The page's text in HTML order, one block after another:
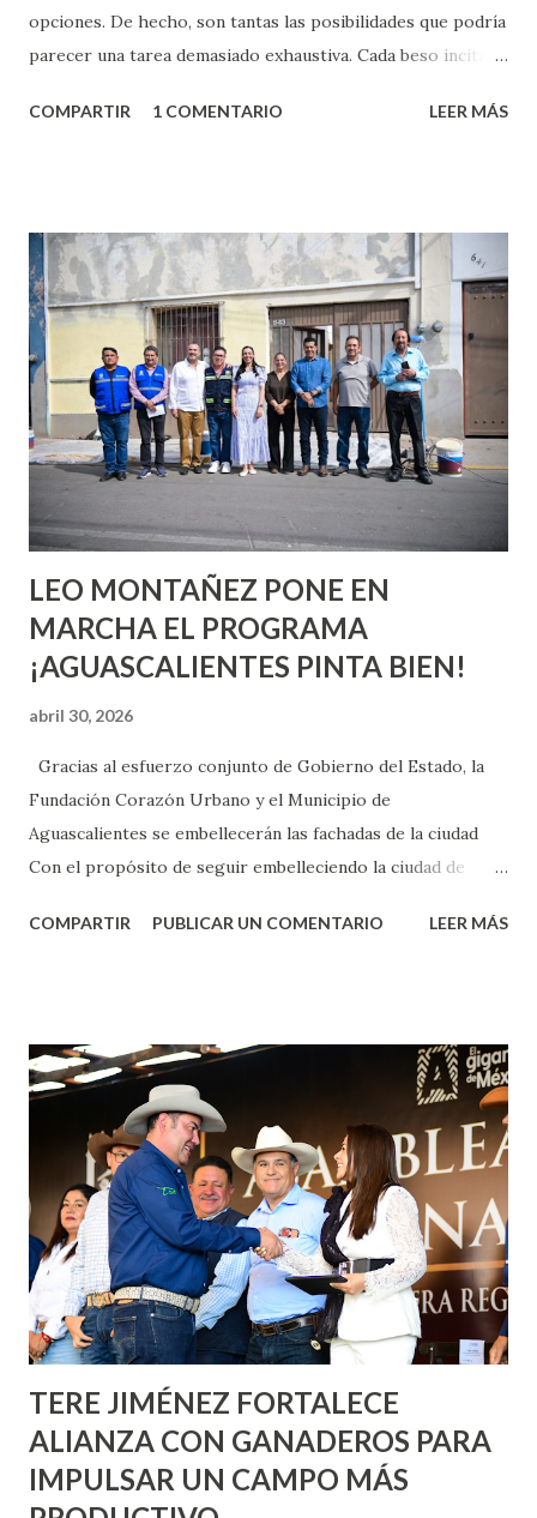
opciones. De hecho, son tantas las posibilidades que podría
parecer una tarea demasiado exhaustiva. Cada beso incita
partes de ti que jamás hubieras imaginado. El problema es
conoces ni la mitad de lo que deberías saber. Pero incluso
quienes ya han tenido relaciones sexuales no son expertos
o expertas en el tema. Siempre hay algo nuevo que
aprender y nuevas experiencias que conocer. Si eres una
chica y aún no has tenido relaciones sexuales, tal vez
pienses que el sexo será increíble y no puedas esperar para
experimentarlo, pero como cualquier persona con
experiencia te dirá, siempre es mejor cuando ambas partes
son suficientemen...
COMPARTIR 1 COMENTARIO LEER MÁS
LEO MONTAÑEZ PONE EN
MARCHA EL PROGRAMA
¡AGUASCALIENTES PINTA BIEN!
abril 30, 2026
Gracias al esfuerzo conjunto de Gobierno del Estado, la
Fundación Corazón Urbano y el Municipio de
Aguascalientes se embellecerán las fachadas de la ciudad
Con el propósito de seguir embelleciendo la ciudad de
municipal, Leo Montañez dio inicio al programa
Corazón Urbano y el Municipio capital. Leo Montañez
informó que en este programa se usarán cerca de 90 mil
metros cuadrados de pintura, para dar inicio en la calle
Nieto, entre Jesús F. Elizondo y la calle 22 de Octubre, con
lo que se aplicará pintura en 66 casas. Posteriormente se
llevará este programa a Villas de Nuestra Señora de la
Asunción, Avenida Alameda y Decreto 27 de Septiembre, en
los edificios FOVISSSTE Ojo de Agua, en la comunidad
Norias de Paso Hondo y en los edificios de...
COMPARTIR PUBLICAR UN COMENTARIO LEER MÁS
TERE JIMÉNEZ FORTALECE
ALIANZA CON GANADEROS PARA
IMPULSAR UN CAMPO MÁS